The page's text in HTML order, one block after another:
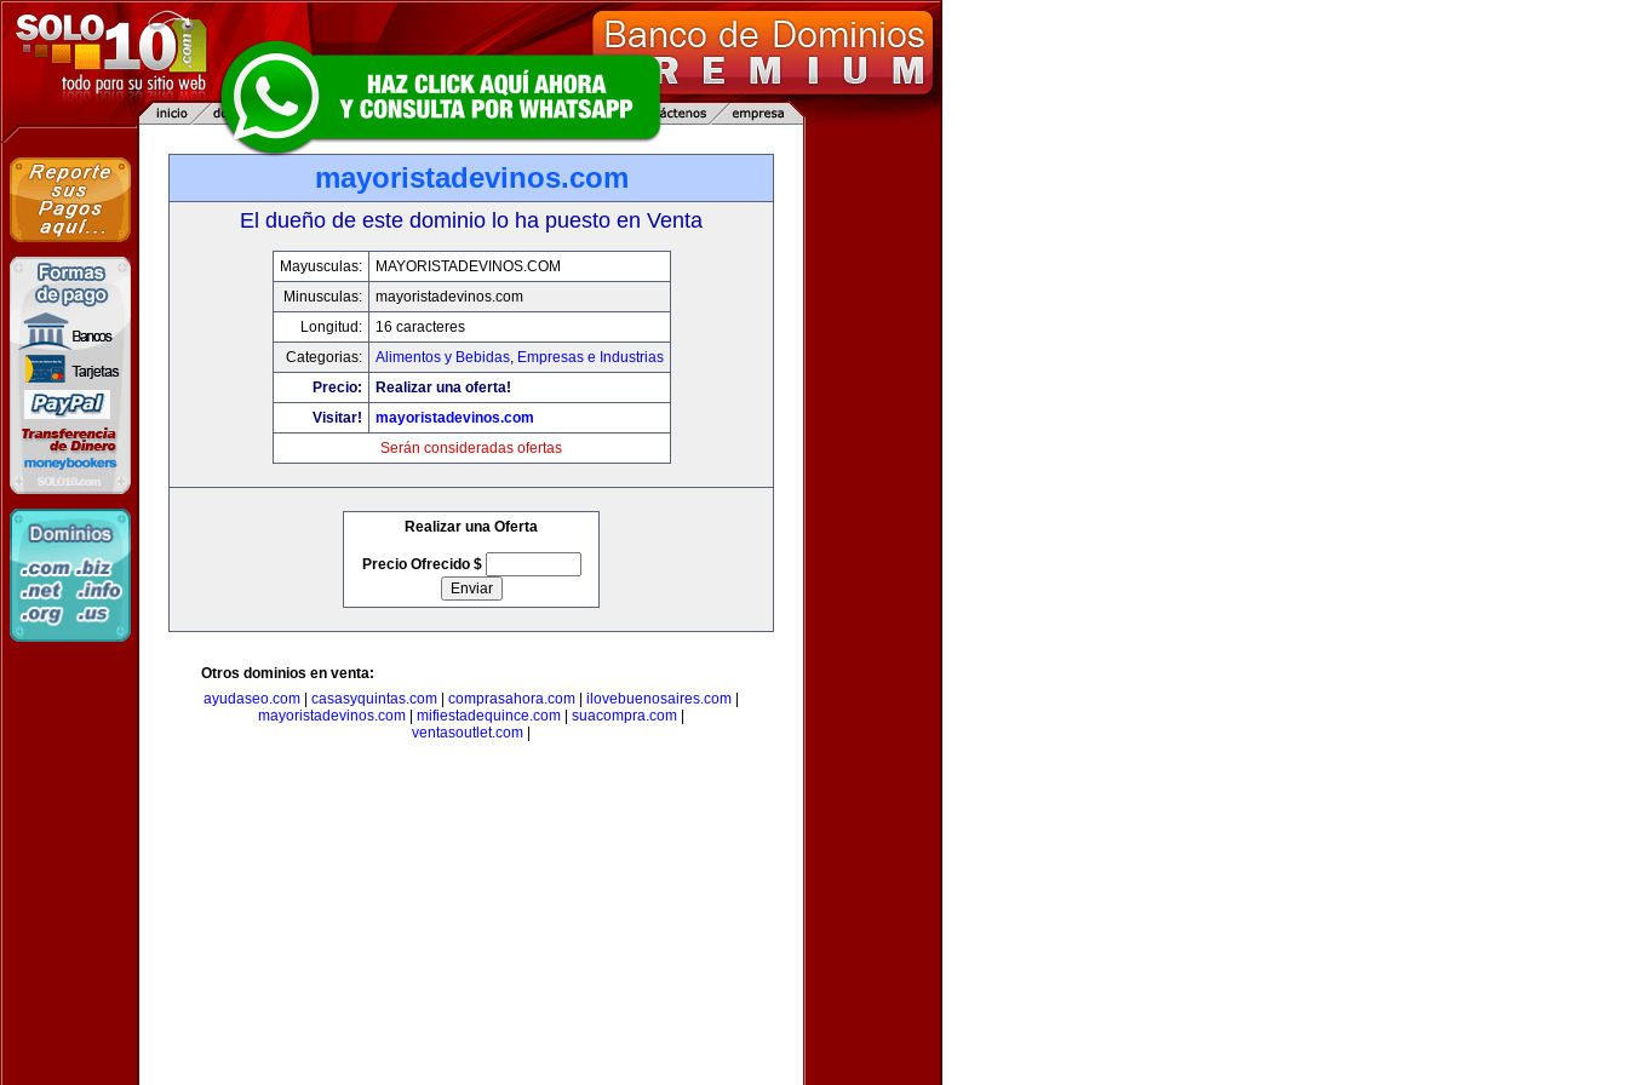
mayoristadevinos.com
El dueño de este dominio lo ha puesto en Venta
Mayusculas:
MAYORISTADEVINOS.COM
Minusculas:
mayoristadevinos.com
Longitud:
16 caracteres
Categorias:
Alimentos y Bebidas, Empresas e Industrias
Precio:
Realizar una oferta!
Visitar!
mayoristadevinos.com
Serán consideradas ofertas
Realizar una Oferta
Precio Ofrecido $
Otros dominios en venta:
ayudaseo.com
casasyquintas.com comprasahora.com ilovebuenosaires.com
mayoristadevinos.com
mifiestadequince.com suacompra.com
ventasoutlet.com